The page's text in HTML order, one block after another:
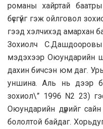
романы хайртай
бүсгүйг гэж ойлговол
гээд хэлчихэд амархан
Зохиолч
мэдэхээр Оюундарийн
дахин бичсэн юм даг.
уншина. Аль нь дээр
зохиол\” 1996 N2 23)
Оюундарийн дүрийг
бололтой байдаг.